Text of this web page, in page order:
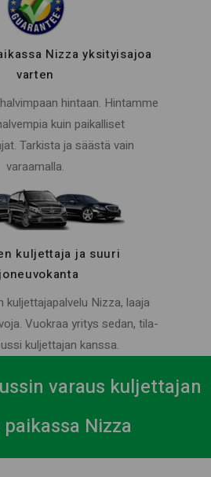
Nizza yksityisajoa
varten
hintaan. Hintamme
kuin paikalliset
Tarkista ja säästä vain
varaamalla.
kuljettaja ja suuri
Nizza, laaja
Vuokraa yritys sedan, tila-
kuljettajan kanssa.
varaus kuljettajan
Nizza